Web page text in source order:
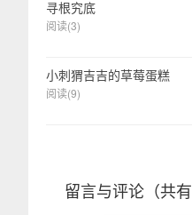
寻根究底
阅读(3)
小刺猬吉吉的草莓蛋糕
阅读(9)
留言与评论（共有